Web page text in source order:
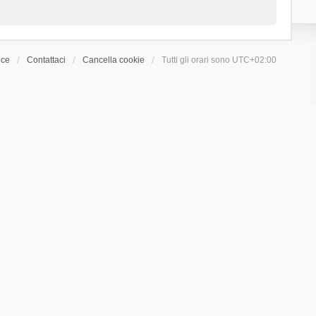
Contattaci Cancella cookie Tutti gli orari sono UTC+02:00